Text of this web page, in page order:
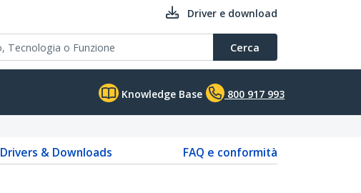
Driver e download
Cerca
Knowledge Base 800 917 993
Drivers & Downloads
FAQ e conformità